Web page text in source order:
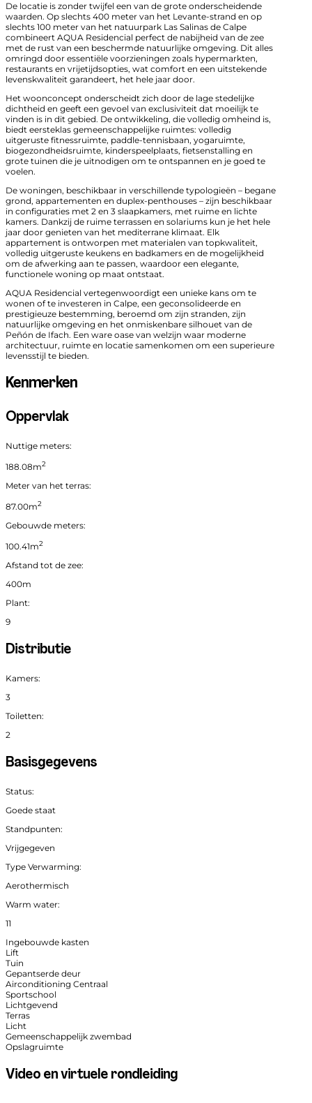
De locatie is zonder twijfel een van de grote onderscheidende
waarden. Op slechts 400 meter van het Levante-strand en op
slechts 100 meter van het natuurpark Las Salinas de Calpe
combineert AQUA Residencial perfect de nabijheid van de zee
met de rust van een beschermde natuurlijke omgeving. Dit alles
omringd door essentiële voorzieningen zoals hypermarkten,
restaurants en vrijetijdsopties, wat comfort en een uitstekende
levenskwaliteit garandeert, het hele jaar door.
Het woonconcept onderscheidt zich door de lage stedelijke
dichtheid en geeft een gevoel van exclusiviteit dat moeilijk te
vinden is in dit gebied. De ontwikkeling, die volledig omheind is,
biedt eersteklas gemeenschappelijke ruimtes: volledig
uitgeruste fitnessruimte, paddle-tennisbaan, yogaruimte,
biogezondheidsruimte, kinderspeelplaats, fietsenstalling en
grote tuinen die je uitnodigen om te ontspannen en je goed te
voelen.
De woningen, beschikbaar in verschillende typologieën – begane
grond, appartementen en duplex-penthouses – zijn beschikbaar
in configuraties met 2 en 3 slaapkamers, met ruime en lichte
kamers. Dankzij de ruime terrassen en solariums kun je het hele
jaar door genieten van het mediterrane klimaat. Elk
appartement is ontworpen met materialen van topkwaliteit,
volledig uitgeruste keukens en badkamers en de mogelijkheid
om de afwerking aan te passen, waardoor een elegante,
functionele woning op maat ontstaat.
AQUA Residencial vertegenwoordigt een unieke kans om te
wonen of te investeren in Calpe, een geconsolideerde en
prestigieuze bestemming, beroemd om zijn stranden, zijn
natuurlijke omgeving en het onmiskenbare silhouet van de
Peñón de Ifach. Een ware oase van welzijn waar moderne
architectuur, ruimte en locatie samenkomen om een superieure
levensstijl te bieden.
Kenmerken
Oppervlak
Nuttige meters:
188.08m2
Meter van het terras:
87.00m2
Gebouwde meters:
100.41m2
Afstand tot de zee:
400m
Plant:
9
Distributie
Kamers:
3
Toiletten:
2
Basisgegevens
Status:
Goede staat
Standpunten:
Vrijgegeven
Type Verwarming:
Aerothermisch
Warm water:
11
Ingebouwde kasten
Lift
Tuin
Gepantserde deur
Airconditioning Centraal
Sportschool
Lichtgevend
Terras
Licht
Gemeenschappelijk zwembad
Opslagruimte
Video en virtuele rondleiding